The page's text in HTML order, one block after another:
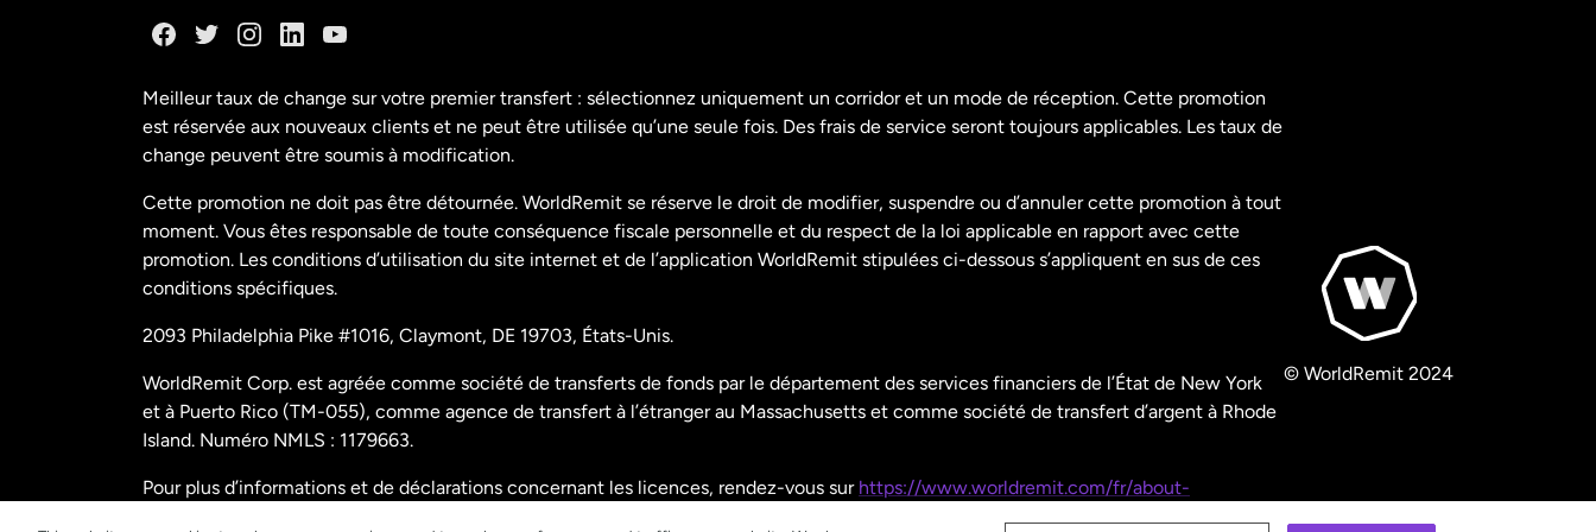
États-Unis
États-Unis Español
Malaisie
Meilleur taux de change sur votre premier transfert : sélectionnez uniquement un corridor et un mode de réception. Cette promotion
est réservée aux nouveaux clients et ne peut être utilisée qu’une seule fois. Des frais de service seront toujours applicables. Les taux de
change peuvent être soumis à modification.
Cette promotion ne doit pas être détournée. WorldRemit se réserve le droit de modifier, suspendre ou d’annuler cette promotion à tout
moment. Vous êtes responsable de toute conséquence fiscale personnelle et du respect de la loi applicable en rapport avec cette
promotion. Les conditions d’utilisation du site internet et de l’application WorldRemit stipulées ci-dessous s’appliquent en sus de ces
conditions spécifiques.
2093 Philadelphia Pike #1016, Claymont, DE 19703, États-Unis.
WorldRemit Corp. est agréée comme société de transferts de fonds par le département des services financiers de l’État de New York
et à Puerto Rico (TM-055), comme agence de transfert à l’étranger au Massachusetts et comme société de transfert d’argent à Rhode
Island. Numéro NMLS : 1179663.
Pour plus d’informations et de déclarations concernant les licences, rendez-vous sur https://www.worldremit.com/fr/about-
© WorldRemit 2024